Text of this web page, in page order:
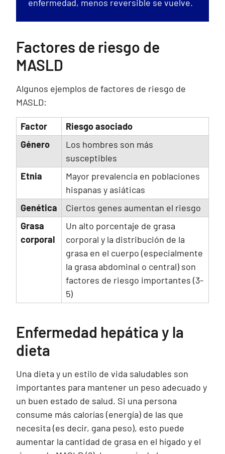
enfermedad, menos reversible se vuelve.
Factores de riesgo de
MASLD
Algunos ejemplos de factores de riesgo de
MASLD:
Factor
Riesgo asociado
Género
Los hombres son más
susceptibles
Etnia
Mayor prevalencia en poblaciones
hispanas y asiáticas
Genética
Ciertos genes aumentan el riesgo
Grasa
corporal
Un alto porcentaje de grasa
corporal y la distribución de la
grasa en el cuerpo (especialmente
la grasa abdominal o central) son
factores de riesgo importantes (3-
5)
Enfermedad hepática y la
dieta
Una dieta y un estilo de vida saludables son
importantes para mantener un peso adecuado y
un buen estado de salud. Si una persona
consume más calorías (energía) de las que
necesita (es decir, gana peso), esto puede
aumentar la cantidad de grasa en el hígado y el